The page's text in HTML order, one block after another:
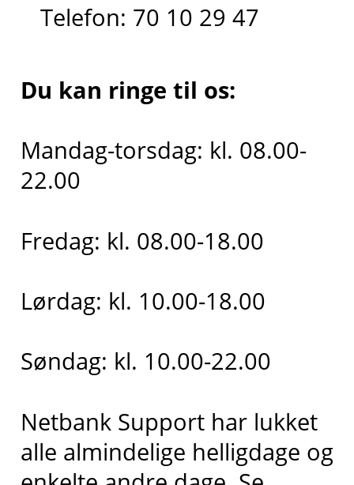
Telefon: 70 10 29 47
Du kan ringe til os:
Mandag-torsdag: kl. 08.00-
22.00
Fredag: kl. 08.00-18.00
Lørdag: kl. 10.00-18.00
Søndag: kl. 10.00-22.00
Netbank Support har lukket
alle almindelige helligdage og